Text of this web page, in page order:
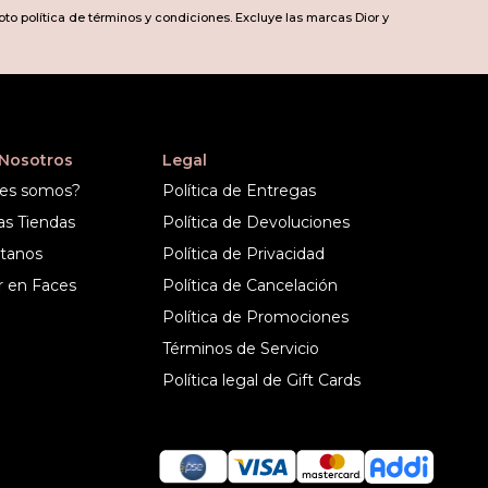
política de términos y condiciones. Excluye las marcas Dior y
somos?
Tiendas
en Faces
Legal
Política de Entregas
Política de Devoluciones
Política de Privacidad
Política de Cancelación
Política de Promociones
Términos de Servicio
Política legal de Gift Cards